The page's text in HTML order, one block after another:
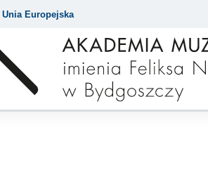
Unia Europejska